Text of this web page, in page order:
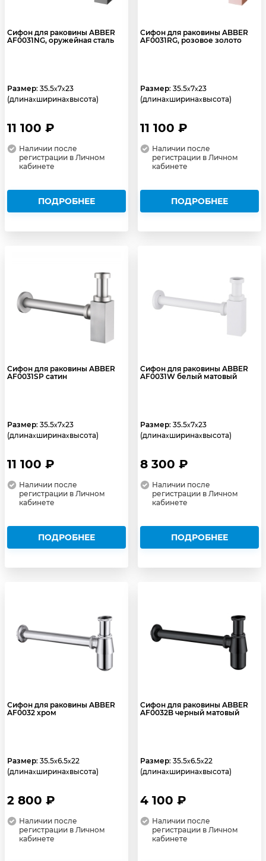
Сифон для раковины ABBER
AF0031NG, оружейная сталь
Размер: 35.5x7x23
(длинаxширинаxвысота)
11 100 ₽
Наличии после
регистрации в Личном
кабинете
ПОДРОБНЕЕ
Сифон для раковины ABBER
AF0031RG, розовое золото
Размер: 35.5x7x23
(длинаxширинаxвысота)
11 100 ₽
Наличии после
регистрации в Личном
кабинете
ПОДРОБНЕЕ
Сифон для раковины ABBER
AF0031SP сатин
Размер: 35.5x7x23
(длинаxширинаxвысота)
11 100 ₽
Наличии после
регистрации в Личном
кабинете
ПОДРОБНЕЕ
Сифон для раковины ABBER
AF0031W белый матовый
Размер: 35.5x7x23
(длинаxширинаxвысота)
8 300 ₽
Наличии после
регистрации в Личном
кабинете
ПОДРОБНЕЕ
Сифон для раковины ABBER
AF0032 хром
Размер: 35.5x6.5x22
(длинаxширинаxвысота)
2 800 ₽
Наличии после
регистрации в Личном
кабинете
Сифон для раковины ABBER
AF0032B черный матовый
Размер: 35.5x6.5x22
(длинаxширинаxвысота)
4 100 ₽
Наличии после
регистрации в Личном
кабинете